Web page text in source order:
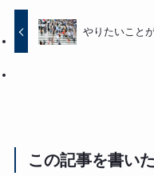
やりたいこと
この記事を書い